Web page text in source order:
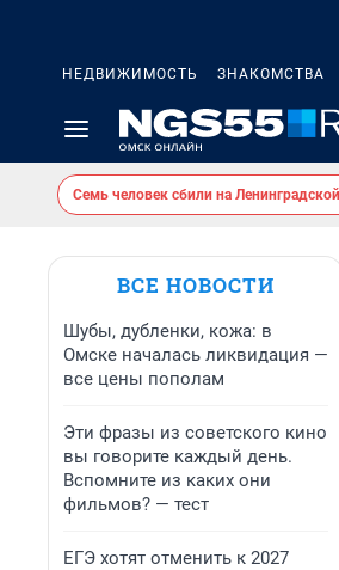
НЕДВИЖИМОСТЬ ЗНАКОМСТВА
Семь человек сбили на
ВСЕ НОВОСТИ
Шубы, дубленки, кожа: в
Омске началась ликвидация —
все цены пополам
Эти фразы из советского кино
вы говорите каждый день.
Вспомните из каких они
фильмов? — тест
ЕГЭ хотят отменить к 2027